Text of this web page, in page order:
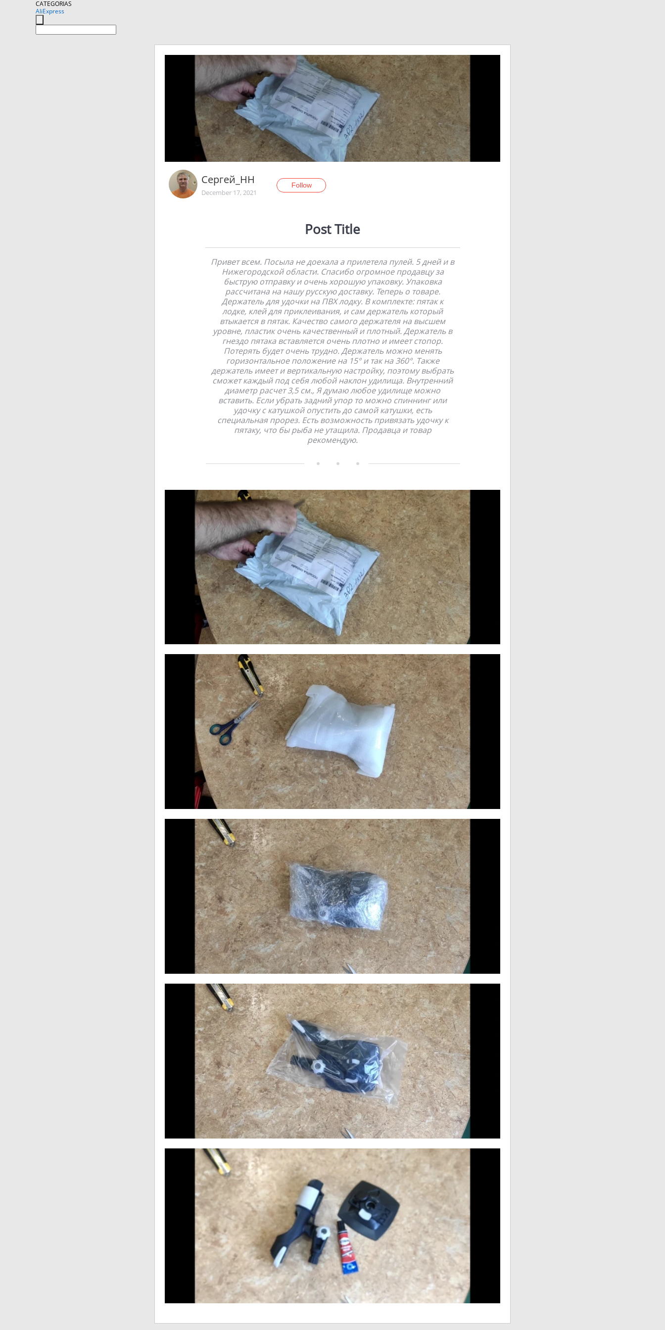
CATEGORIAS
AliExpress
Сергей_НН
December 17, 2021
Follow
Post Title
Привет всем. Посыла не доехала а прилетела пулей. 5 дней и в
Нижегородской области. Спасибо огромное продавцу за
быструю отправку и очень хорошую упаковку. Упаковка
рассчитана на нашу русскую доставку. Теперь о товаре.
Держатель для удочки на ПВХ лодку. В комплекте: пятак к
лодке, клей для приклеивания, и сам держатель который
втыкается в пятак. Качество самого держателя на высшем
уровне, пластик очень качественный и плотный. Держатель в
гнездо пятака вставляется очень плотно и имеет стопор.
Потерять будет очень трудно. Держатель можно менять
горизонтальное положение на 15° и так на 360°. Также
держатель имеет и вертикальную настройку, поэтому выбрать
сможет каждый под себя любой наклон удилища. Внутренний
диаметр расчет 3,5 см., Я думаю любое удилище можно
вставить. Если убрать задний упор то можно спиннинг или
удочку с катушкой опустить до самой катушки, есть
специальная прорез. Есть возможность привязать удочку к
пятаку, что бы рыба не утащила. Продавца и товар
рекомендую.